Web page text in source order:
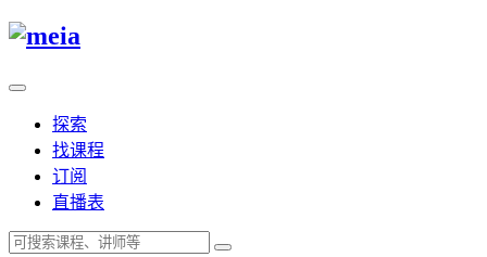
探索
找课程
订阅
直播表